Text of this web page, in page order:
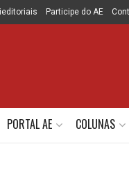
Participe do AE
PORTAL AE COLUNAS